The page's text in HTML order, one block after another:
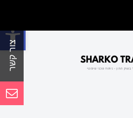
פתח סרגל נגישות